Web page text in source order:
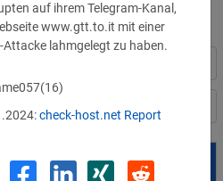
und Schwachstellen
Betroffene
auf ihrem Telegram-Kanal,
www.gtt.to.it mit einer
Attacke lahmgelegt zu haben.
check-host.net Report